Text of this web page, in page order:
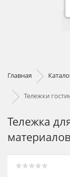
Главная
Тележки
Тележка